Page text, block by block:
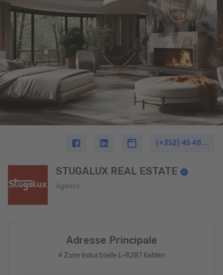
(+352) 45 48 ...
STUGALUX REAL ESTATE
Agence
Adresse Principale
4 Zone Industrielle L-8287 Kehlen